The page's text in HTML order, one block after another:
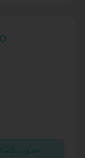
عضویت:3سال قبل